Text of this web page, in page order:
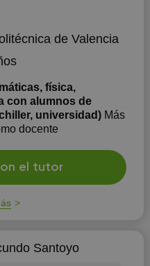
de Valencia
física,
con alumnos de
universidad) Más
docente
el tutor
Santoyo